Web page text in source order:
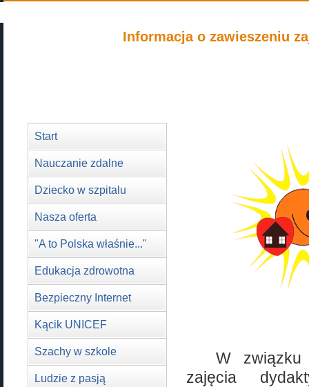
Informacja o zawieszeniu
Start
Nauczanie zdalne
Dziecko w szpitalu
Nasza oferta
"A to Polska właśnie..."
Edukacja zdrowotna
Bezpieczny Internet
Kącik UNICEF
Szachy w szkole
Ludzie z pasją
W związku
zajęcia